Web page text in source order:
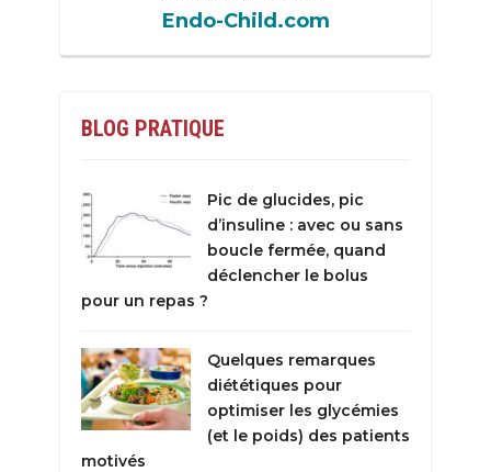
Endo-Child.com
BLOG PRATIQUE
Pic de glucides, pic
d’insuline : avec ou sans
boucle fermée, quand
déclencher le bolus
pour un repas ?
Quelques remarques
diététiques pour
optimiser les glycémies
(et le poids) des patients
motivés